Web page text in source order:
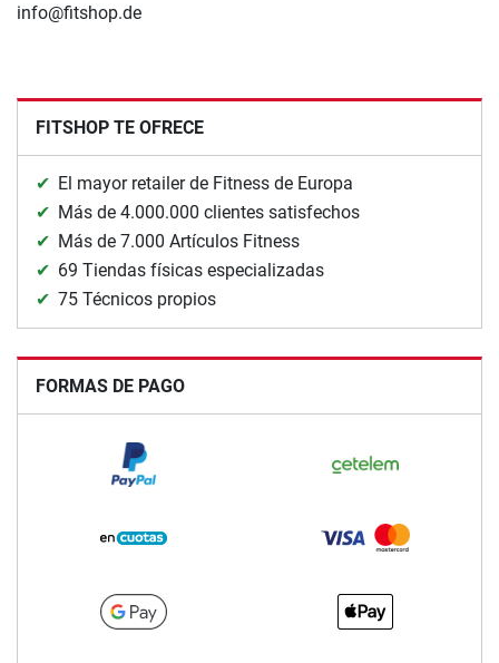
info@fitshop.de
FITSHOP TE OFRECE
El mayor retailer de Fitness de Europa
Más de 4.000.000 clientes satisfechos
Más de 7.000 Artículos Fitness
69 Tiendas físicas especializadas
75 Técnicos propios
FORMAS DE PAGO